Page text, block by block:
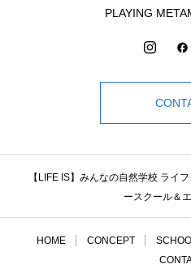
PLAYING
【LIFE IS】みんなの自然学校 ライ
ースクール＆
HOME CONCEPT